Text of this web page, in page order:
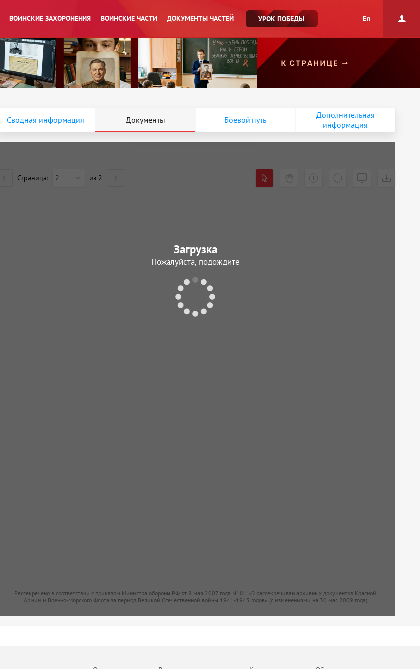
ВОИНСКИЕ ЗАХОРОНЕНИЯ ВОИНСКИЕ ЧАСТИ ДОКУМЕНТЫ ЧАСТЕЙ УРОК ПОБЕДЫ En
Сводная информация Документы Боевой путь
Дополнительная
информация
Страница: 2 из 2
Рассекречено в соответствии с приказом Министра обороны РФ от 8 мая 2007 года N181 «О рассекречиван архивных документов Красной
Армии и Военно-Морского Флота за период Великой Отечественной войны 1941-1945 годов» (с изменениями на 30 мая 2009 года)
Загрузка
Пожалуйста, подождите